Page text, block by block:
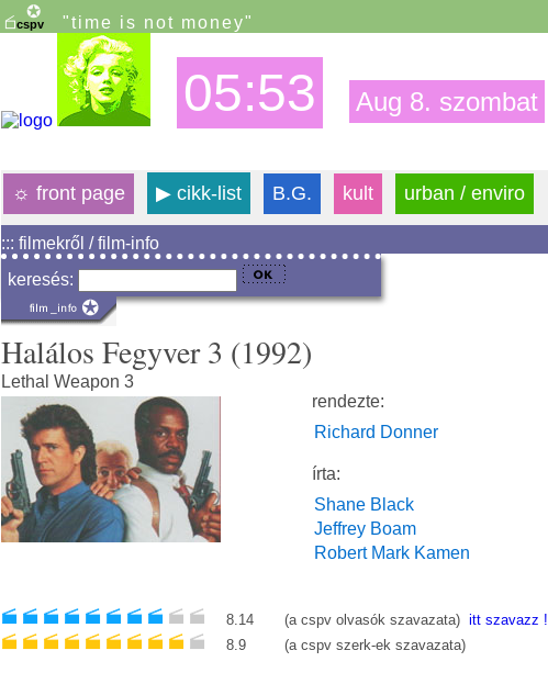
"time is not money"
05:53 Aug 8. szombat
☼ front page ▶ cikk-list B.G. kult urban / enviro
::: filmekről / film-info
keresés:
Halálos Fegyver 3 (1992)
Lethal Weapon 3
rendezte:
Richard Donner
írta:
Shane Black
Jeffrey Boam
Robert Mark Kamen
8.14 (a cspv olvasók szavazata) itt szavazz !
8.9
(a cspv szerk-ek szavazata)